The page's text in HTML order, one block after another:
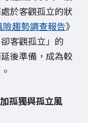
於客觀孤立的狀
趨勢調查報告》
客觀孤立」的
後準備，成為較
孤獨與孤立風